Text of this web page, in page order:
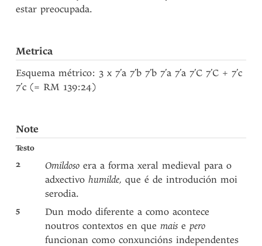
estar preocupada.
Metrica
Esquema métrico: 3 x 7’a 7’b 7’b 7’a 7’a 7’C 7’C + 7’c
7’c (= RM 139:24)
Note
Testo
2
Omildoso era a forma xeral medieval para o
adxectivohumilde, que é de introdución moi
serodia.
5
Dun modo diferente a como acontece
noutros contextos en quemaisepero
funcionan como conxuncións independentes